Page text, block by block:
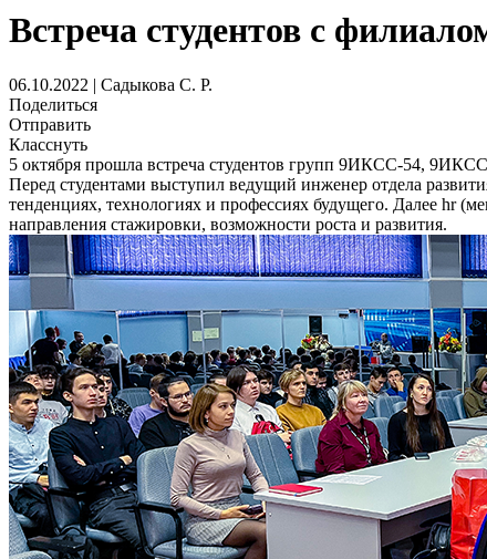
Встреча студентов с
06.10.2022 | Садыкова С. Р.
Поделиться
Отправить
Класснуть
5 октября прошла встреча студентов групп 9ИКСС-54,
Перед студентами выступил ведущий инженер отдела
тенденциях, технологиях и профессиях будущего. Далее hr
направления стажировки, возможности роста и развития.